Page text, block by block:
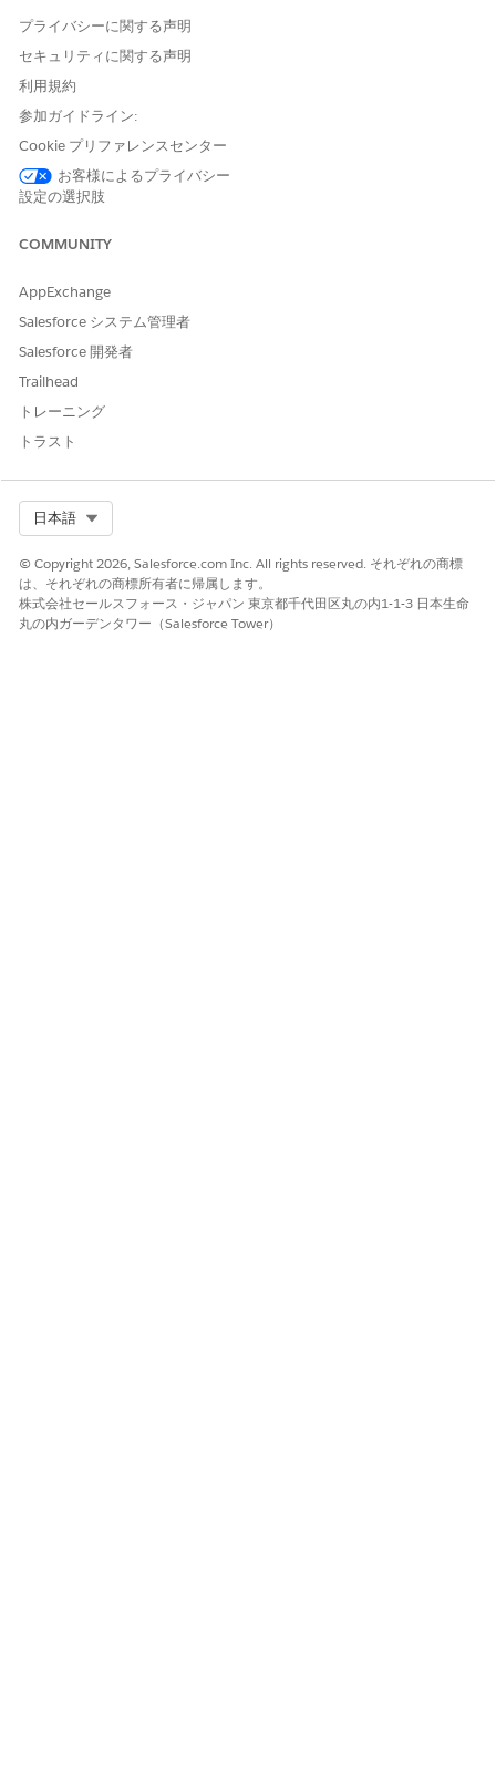
アプリケーションランチャーで、対象オブジェクトをクリック
してレコードのリストを表示します。
レコードの詳細ページの [アクションプラン] セクションで、
[新規プラン]
アクションプランを開始する日付を選択します。
プレートを選択します。
必要に応じて、[ToDo で非営業日をスキップ]
アクションプランの状況を選択します。
指定した詳細を確認するには、
アクションプランの作成に関する考慮事項
アクションプランを作成する前に、次の考慮事項を確認してく
ださい。
アクションプランの実行に関する考慮事項
アクションプランを実行する前に、次の考慮事項を確認してく
ださい。
関連項目:
プライバシーに関する声明
セキュリティに関する声明
利用規約
参加ガイドライン:
Cookie プリファレンスセンター
お客様によるプライバシー
設定の選択肢
COMMUNITY
AppExchange
Salesforce システム管理者
Salesforce 開発者
Trailhead
トレーニング
トラスト
日本語
© Copyright 2026, Salesforce.com Inc. All rights reserved. それぞれの商標
は、それぞれの商標所有者に帰属します。
株式会社セールスフォース・ジャパン 東京都千代田区丸の内1-1-3 日本生命
丸の内ガーデンタワー（Salesforce Tower）